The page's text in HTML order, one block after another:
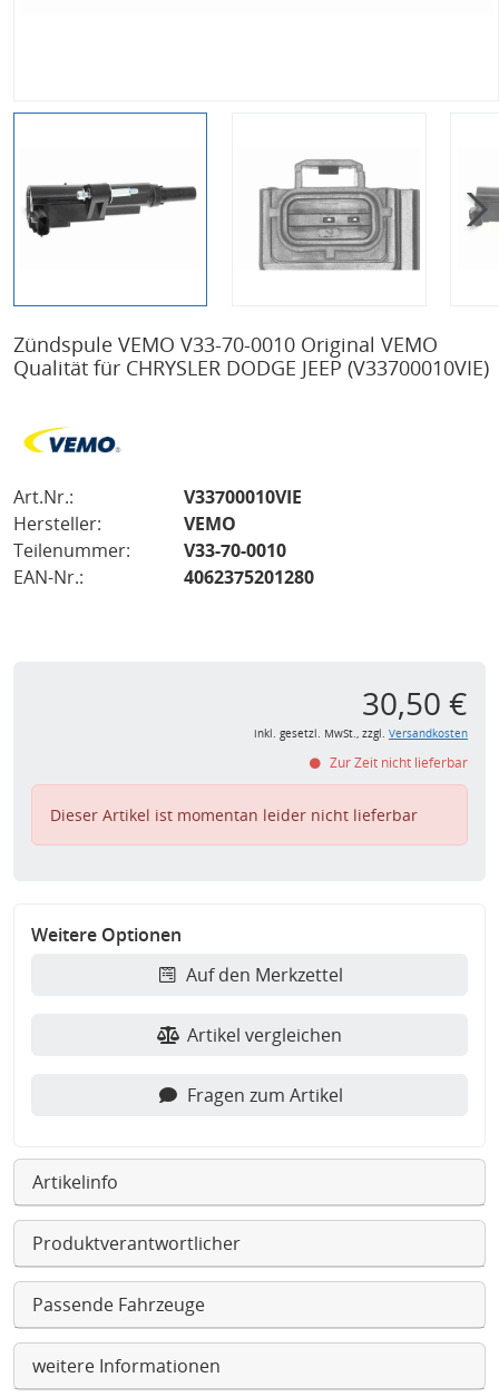
Zündspule VEMO V33-70-0010 Original VEMO
Qualität für CHRYSLER DODGE JEEP (V33700010VIE)
Art.Nr.:
V33700010VIE
Hersteller:
VEMO
Teilenummer:
V33-70-0010
EAN-Nr.:
4062375201280
30,50 €
inkl. gesetzl. MwSt., zzgl. Versandkosten
Zur Zeit nicht lieferbar
Dieser Artikel ist momentan leider nicht lieferbar
Weitere Optionen
Auf den Merkzettel
Artikel vergleichen
Fragen zum Artikel
Artikelinfo
Produktverantwortlicher
Passende Fahrzeuge
weitere Informationen